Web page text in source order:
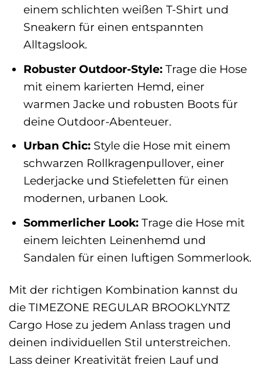
einem schlichten weißen T-Shirt und
Sneakern für einen entspannten
Alltagslook.
Robuster Outdoor-Style:Trage die Hose
mit einem karierten Hemd, einer
warmen Jacke und robusten Boots für
deine Outdoor-Abenteuer.
Urban Chic:Style die Hose mit einem
schwarzen Rollkragenpullover, einer
Lederjacke und Stiefeletten für einen
modernen, urbanen Look.
Sommerlicher Look:Trage die Hose mit
einem leichten Leinenhemd und
Sandalen für einen luftigen Sommerlook.
Mit der richtigen Kombination kannst du
die TIMEZONE REGULAR BROOKLYNTZ
Cargo Hose zu jedem Anlass tragen und
deinen individuellen Stil unterstreichen.
Lass deiner Kreativität freien Lauf und